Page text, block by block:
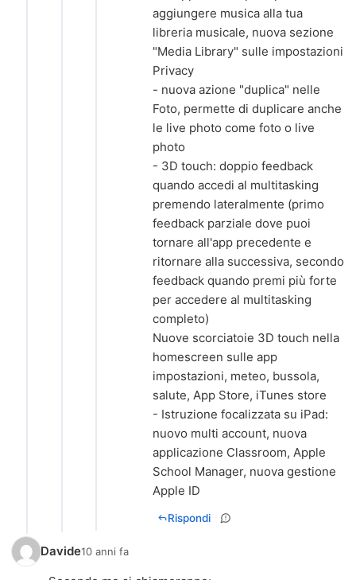
aggiungere musica alla tua
libreria musicale, nuova sezione
"Media Library" sulle impostazioni
Privacy
- nuova azione "duplica" nelle
Foto, permette di duplicare anche
le live photo come foto o live
photo
- 3D touch: doppio feedback
quando accedi al multitasking
premendo lateralmente (primo
feedback parziale dove puoi
tornare all'app precedente e
ritornare alla successiva, secondo
feedback quando premi più forte
per accedere al multitasking
completo)
Nuove scorciatoie 3D touch nella
homescreen sulle app
impostazioni, meteo, bussola,
salute, App Store, iTunes store
- Istruzione focalizzata su iPad:
nuovo multi account, nuova
applicazione Classroom, Apple
School Manager, nuova gestione
Apple ID
Rispondi
Davide10 anni fa